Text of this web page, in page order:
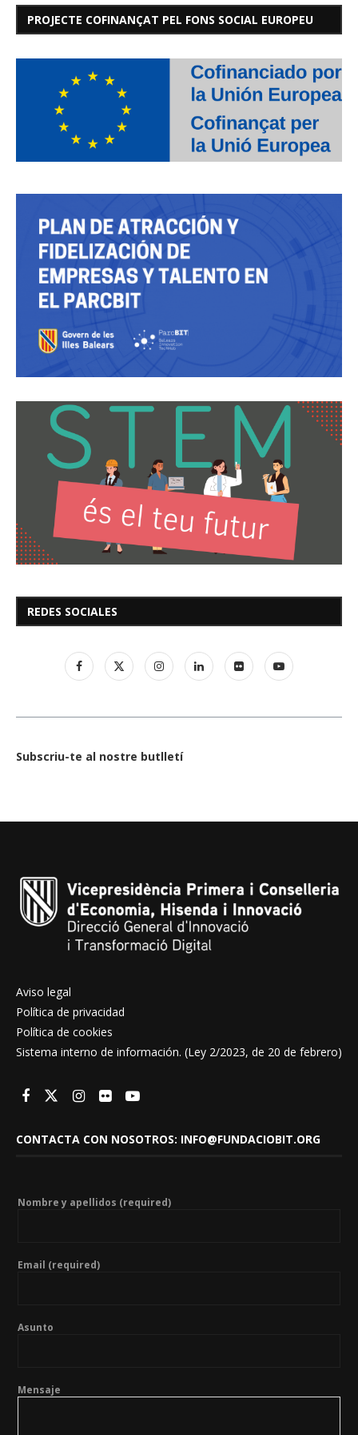
PROJECTE COFINANÇAT PEL FONS SOCIAL EUROPEU
REDES SOCIALES
Subscriu-te al nostre butlletí
Aviso legal
Política de privacidad
Política de cookies
Sistema interno de información. (Ley 2/2023, de 20 de febrero)
CONTACTA CON NOSOTROS: INFO@FUNDACIOBIT.ORG
Nombre y apellidos (required)
Email (required)
Asunto
Mensaje